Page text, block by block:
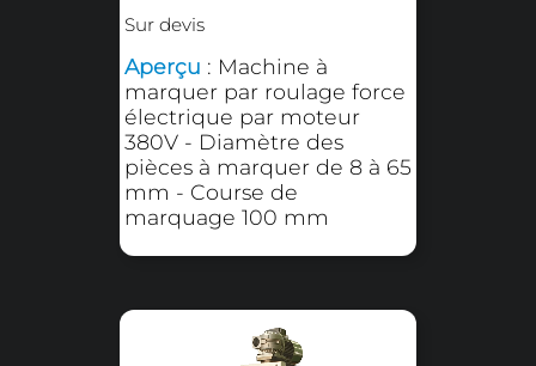
Exemples d'utilisation